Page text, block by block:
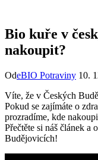
Bio kuře v
nakoupit?
OdeBIO Potraviny 10.
Víte,​ že v Českých
Pokud‍ se zajímáte o
prozradíme, kde
Přečtěte ‍si náš článek a
Budějovicích!